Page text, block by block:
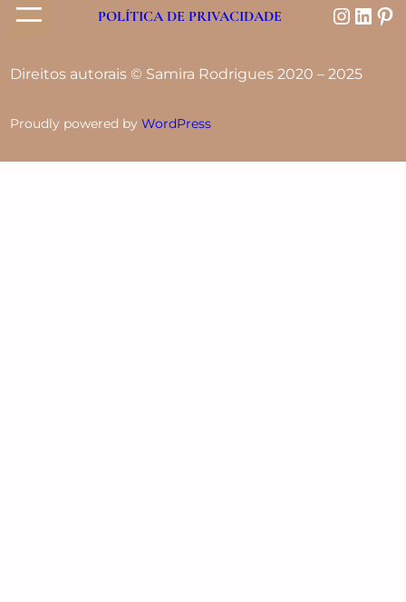
POLÍTICA DE PRIVACIDADE
Direitos autorais © Samira Rodrigues 2020 – 2025
Proudly powered by WordPress